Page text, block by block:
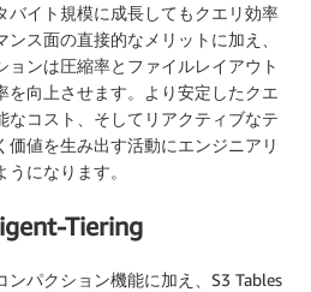
バイト規模に成長してもクエリ効率
ス面の直接的なメリットに加え、
ンは圧縮率とファイルレイアウト
を向上させます。より安定したクエ
なコスト、そしてリアクティブなテ
価値を生み出す活動にエンジニアリ
になります。
Tiering
パクション機能に加え、S3 Tables